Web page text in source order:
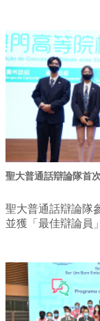
聖大普通話辯論隊首
聖大普通話辯論隊
並獲「最佳辯論員